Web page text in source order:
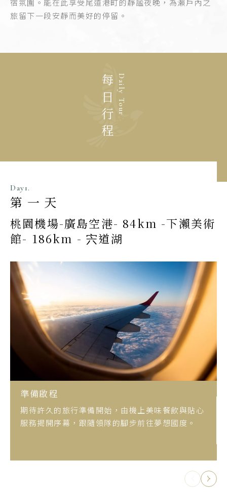
旅留下一段安靜而美好的停留。
Daily Tour
每日行程
Day1.
第一天
桃園機場-廣島空港- 84km -下瀨美術
館- 186km - 宍道湖
準備啟程
期待許久的旅行準備開始，由機上美味餐飲與貼心
服務揭開序幕，跟隨領隊的腳步前往夢想國度。